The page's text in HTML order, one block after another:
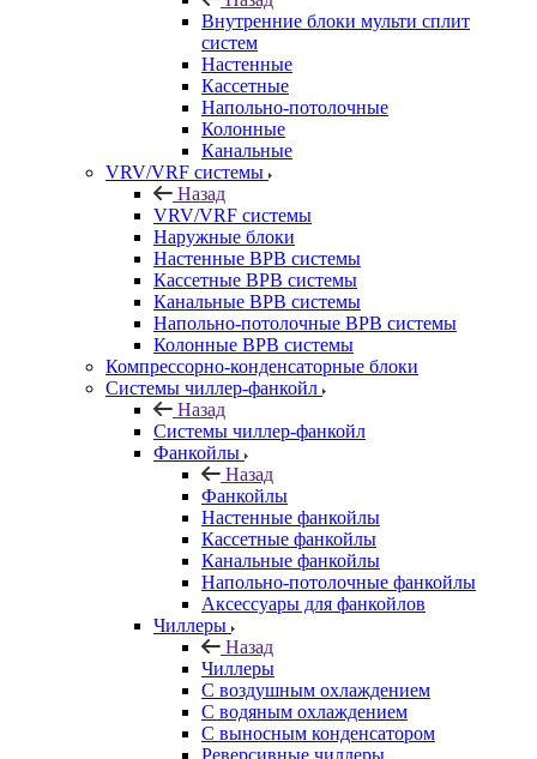
Внутренние блоки мульти сплит
систем
Настенные
Кассетные
Напольно-потолочные
Колонные
Канальные
VRV/VRF системы
Назад
VRV/VRF системы
Наружные блоки
Настенные ВРВ системы
Кассетные ВРВ системы
Канальные ВРВ системы
Напольно-потолочные ВРВ системы
Колонные ВРВ системы
Компрессорно-конденсаторные блоки
Системы чиллер-фанкойл
Назад
Системы чиллер-фанкойл
Фанкойлы
Назад
Фанкойлы
Настенные фанкойлы
Кассетные фанкойлы
Канальные фанкойлы
Напольно-потолочные фанкойлы
Аксессуары для фанкойлов
Чиллеры
Назад
Чиллеры
С воздушным охлаждением
С водяным охлаждением
С выносным конденсатором
Реверсивные чиллеры